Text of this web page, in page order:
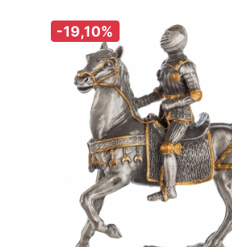
-19,10%